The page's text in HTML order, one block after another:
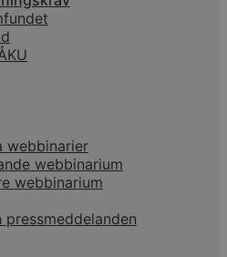
webbinarier
webbinarium
webbinarium
pressmeddelanden